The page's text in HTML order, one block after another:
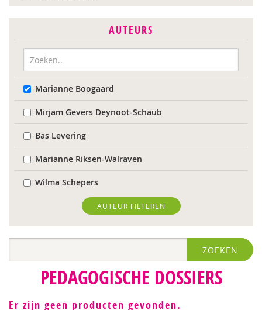
AUTEURS
Marianne Boogaard
Mirjam Gevers Deynoot-Schaub
Bas Levering
Marianne Riksen-Walraven
Wilma Schepers
AUTEUR FILTEREN
ZOEKEN
PEDAGOGISCHE DOSSIERS
Er zijn geen producten gevonden.